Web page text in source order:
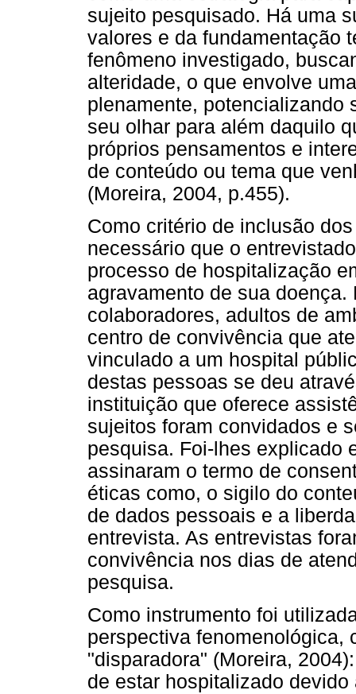
sujeito pesquisado. Há uma
valores e da fundamentação
fenômeno investigado,
alteridade, o que envolve
plenamente, potencializando
seu olhar para além daquilo
próprios pensamentos e
de conteúdo ou tema que
(Moreira, 2004, p.455).
Como critério de inclusão
necessário que o
processo de hospitalização
agravamento de sua
colaboradores, adultos de
centro de convivência que
vinculado a um hospital
destas pessoas se deu
instituição que oferece
sujeitos foram convidados e
pesquisa. Foi-lhes explicado
assinaram o termo de
éticas como, o sigilo do
de dados pessoais e a
entrevista. As entrevistas
convivência nos dias de
pesquisa.
Como instrumento foi
perspectiva fenomenológica,
"disparadora" (Moreira,
de estar hospitalizado devido